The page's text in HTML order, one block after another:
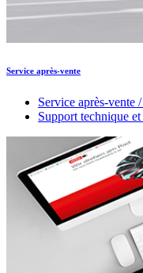
Service après-vente
Service après-vente
Support technique